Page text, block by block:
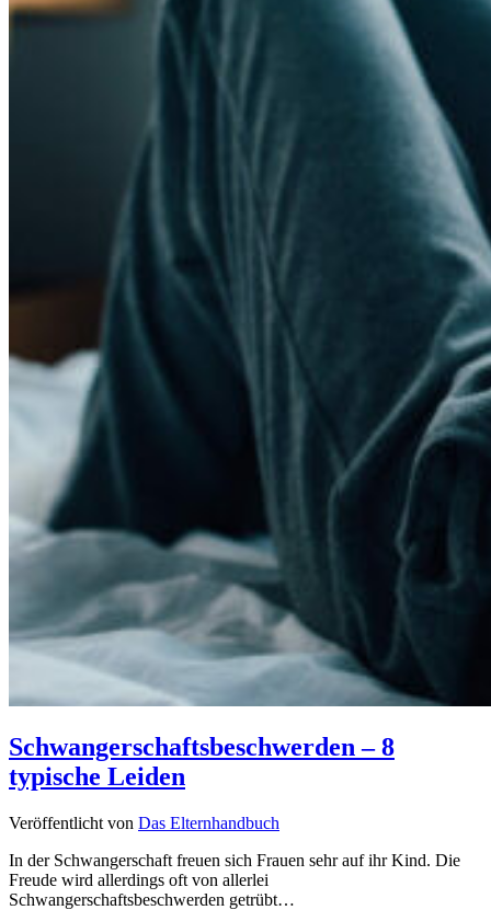
Schwangerschaftsbeschwerden – 8
typische Leiden
Veröffentlicht von Das Elternhandbuch
In der Schwangerschaft freuen sich Frauen sehr auf ihr Kind. Die
Freude wird allerdings oft von allerlei
Schwangerschaftsbeschwerden getrübt…